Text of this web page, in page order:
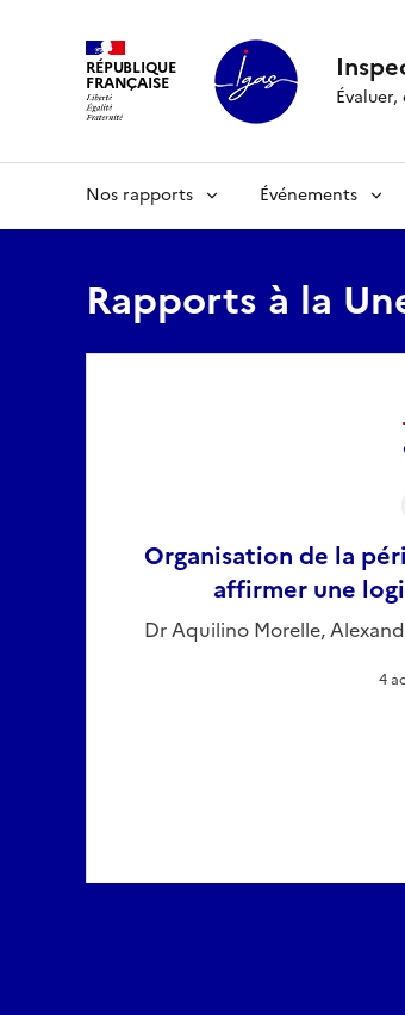
RÉPUBLIQUE
FRANÇAISE
Nos rapports Événements
Rapports à la
Organisation de la
affirmer une
Dr Aquilino Morelle,
4